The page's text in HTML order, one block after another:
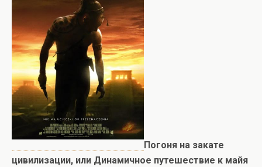
Погоня на закате
цивилизации, или Динамичное путешествие к майя